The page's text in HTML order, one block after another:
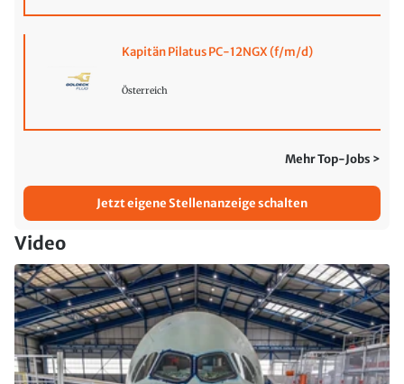
Kapitän Pilatus PC-12NGX (f/m/d)
Österreich
Mehr Top-Jobs >
Jetzt eigene Stellenanzeige schalten
Video